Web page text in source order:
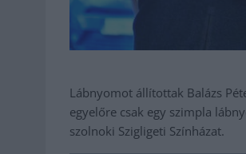
Lábnyomot állítottak Balázs
egyelőre csak egy szimpla
szolnoki Szigligeti Színházat.